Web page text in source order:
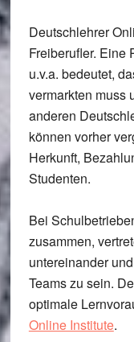
Deutschlehrer
Freiberufler. Eine
u.v.a. bedeutet,
vermarkten muss
anderen
können vorher
Herkunft,
Studenten.
Bei
zusammen,
untereinander
Teams zu sein.
optimale
Online Institute.